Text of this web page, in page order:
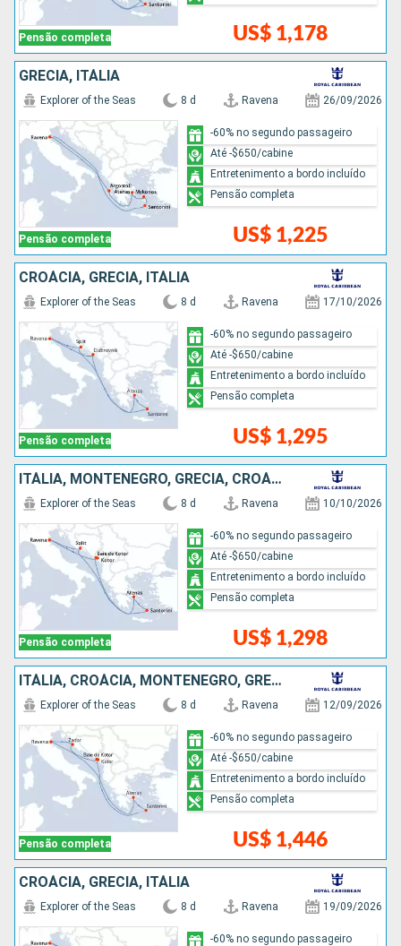
Pensão completa US$ 1,178
GRÉCIA, ITÁLIA
Pensão completa
Explorer of the Seas 8 d Ravena 26/09/2026
US$ 1,225
-60% no segundo passageiro
Até -$650/cabine
Entretenimento a bordo incluído
Pensão completa
CROÁCIA, GRÉCIA, ITÁLIA
Pensão completa
Explorer of the Seas 8 d Ravena 17/10/2026
US$ 1,295
-60% no segundo passageiro
Até -$650/cabine
Entretenimento a bordo incluído
Pensão completa
ITÁLIA, MONTENEGRO, GRÉCIA, CROÁCIA
Pensão completa
Explorer of the Seas 8 d Ravena 10/10/2026
US$ 1,298
-60% no segundo passageiro
Até -$650/cabine
Entretenimento a bordo incluído
Pensão completa
ITÁLIA, CROÁCIA, MONTENEGRO, GRÉCIA
Pensão completa
Explorer of the Seas 8 d Ravena 12/09/2026
US$ 1,446
-60% no segundo passageiro
Até -$650/cabine
Entretenimento a bordo incluído
Pensão completa
CROÁCIA, GRÉCIA, ITÁLIA
Explorer of the Seas 8 d Ravena 19/09/2026
-60% no segundo passageiro